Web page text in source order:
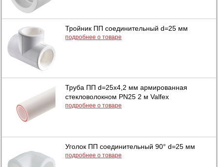
Тройник ПП соединительный d=25 мм
подробнее о товаре
Труба ПП d=25х4,2 мм армированная
стекловолокном PN25 2 м Valfex
подробнее о товаре
Уголок ПП соединительный 90° d=25 мм
подробнее о товаре